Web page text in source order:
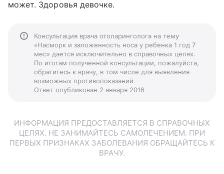
может. Здоровья девочке.
Консультация врача отоларинголога на тему
«Насморк и заложенность носа у ребенка 1 год 7
мес» дается исключительно в справочных целях.
По итогам полученной консультации, пожалуйста,
обратитесь к врачу, в том числе для выявления
возможных противопоказаний.
Ответ опубликован 2 января 2016
ИНФОРМАЦИЯ ПРЕДОСТАВЛЯЕТСЯ В СПРАВОЧНЫХ
ЦЕЛЯХ. НЕ ЗАНИМАЙТЕСЬ САМОЛЕЧЕНИЕМ. ПРИ
ПЕРВЫХ ПРИЗНАКАХ ЗАБОЛЕВАНИЯ ОБРАЩАЙТЕСЬ К
ВРАЧУ.